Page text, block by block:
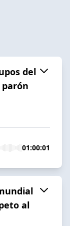
del
01:00:01
al